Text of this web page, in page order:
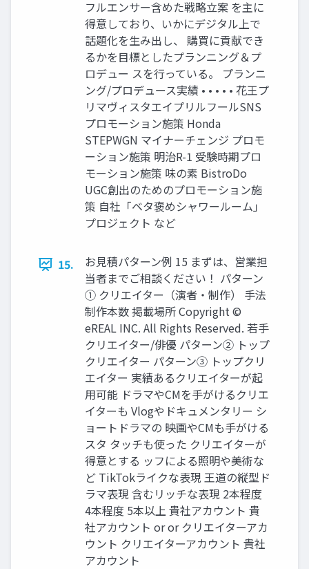
フルエンサー含めた戦略立案 を主に
得意しており、いかにデジタル上で
話題化を生み出し、 購買に貢献でき
るかを目標としたプランニング＆プ
ロデュー スを行っている。 プランニ
ング/プロデュース実績 • • • • • 花王プ
リマヴィスタエイプリルフールSNS
プロモーション施策 Honda
STEPWGN マイナーチェンジ プロモ
ーション施策 明治R-1 受験時期プロ
モーション施策 味の素 BistroDo
UGC創出のためのプロモーション施
策 自社「ベタ褒めシャワールーム」
プロジェクト など
15.
お見積パターン例 15 まずは、営業担
当者までご相談ください！ パターン
① クリエイター（演者・制作） 手法
制作本数 掲載場所 Copyright ©
eREAL INC. All Rights Reserved. 若手
クリエイター/俳優 パターン② トップ
クリエイター パターン③ トップクリ
エイター 実績あるクリエイターが起
用可能 ドラマやCMを手がけるクリエ
イターも Vlogやドキュメンタリー シ
ョートドラマの 映画やCMも手がける
スタ タッチも使った クリエイターが
得意とする ッフによる照明や美術な
ど TikTokライクな表現 王道の縦型ド
ラマ表現 含むリッチな表現 2本程度
4本程度 5本以上 貴社アカウント 貴
社アカウント or or クリエイターアカ
ウント クリエイターアカウント 貴社
アカウント